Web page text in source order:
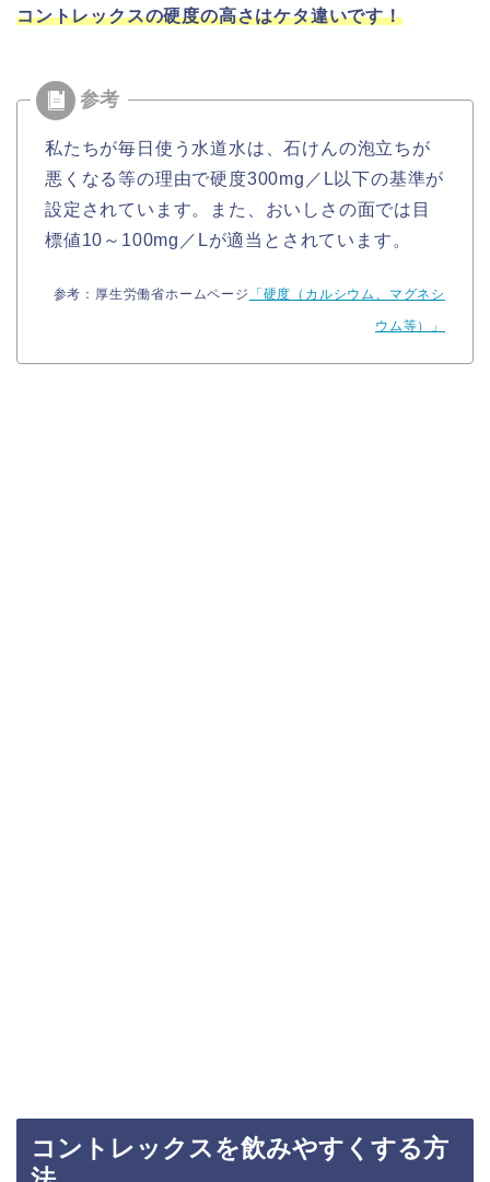
コントレックスの硬度の高さはケタ違いです！
私たちが毎日使う水道水は、石けんの泡立ちが
悪くなる等の理由で硬度300mg／L以下の基準が
設定されています。また、おいしさの面では目
標値10～100mg／Lが適当とされています。
参考：厚生労働省ホームページ 「硬度（カルシウム、マグネシ
ウム等）」
コントレックスを飲みやすくする方